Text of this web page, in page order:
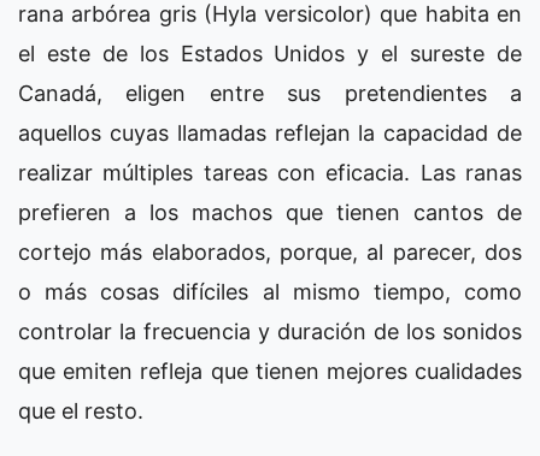
rana arbórea gris (Hyla versicolor) que habita en
el este de los Estados Unidos y el sureste de
Canadá, eligen entre sus pretendientes a
aquellos cuyas llamadas reflejan la capacidad de
realizar múltiples tareas con eficacia. Las ranas
prefieren a los machos que tienen cantos de
cortejo más elaborados, porque, al parecer, dos
o más cosas difíciles al mismo tiempo, como
controlar la frecuencia y duración de los sonidos
que emiten refleja que tienen mejores cualidades
que el resto.